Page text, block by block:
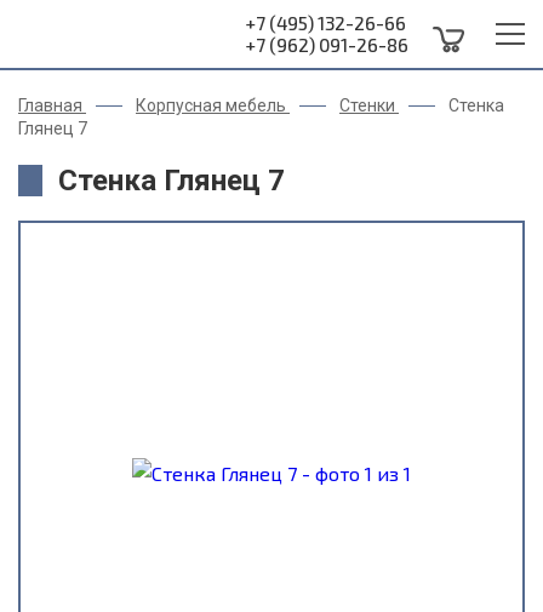
+7 (495) 132-26-66
+7 (962) 091-26-86
Главная Корпусная мебель Стенки
Стенка
Глянец 7
Стенка Глянец 7